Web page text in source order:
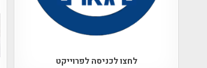
לחצו לכניסה לפרוייקט